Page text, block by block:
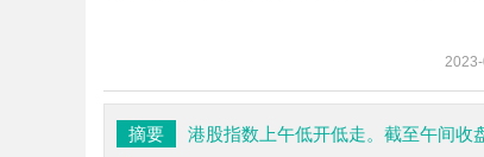
摘要
港股指数上午低开低走。截至午间收